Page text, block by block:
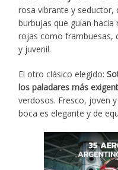
rosa vibrante y seductor,
burbujas que guían
rojas como frambuesas,
y juvenil.
El otro clásico elegido:
los paladares más
verdosos. Fresco, joven
boca es elegante y de